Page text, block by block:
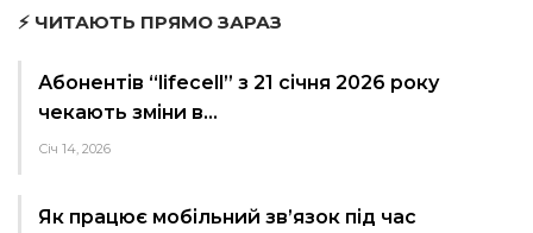
⚡ ЧИТАЮТЬ ПРЯМО ЗАРАЗ
Абонентів “lifecell” з 21 січня 2026 року
чекають зміни в…
Січ 14, 2026
Як працює мобільний зв’язок під час